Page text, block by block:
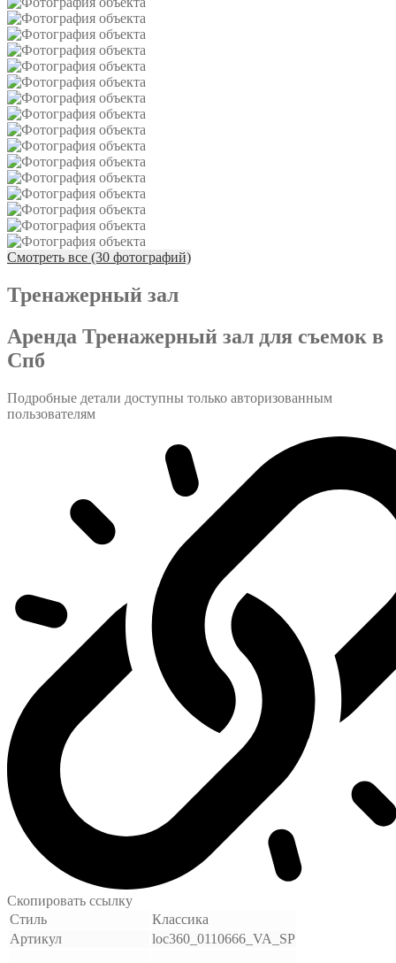
Смотреть все (30 фотографий)
Тренажерный зал
Аренда Тренажерный зал для съемок в
Спб
Подробные детали доступны только авторизованным
пользователям
Скопировать ссылку
Стиль
Классика
Артикул
loc360_0110666_VA_SP